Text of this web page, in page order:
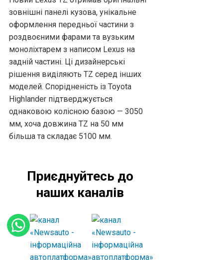
зовнішні панелі кузова, унікальне
оформлення передньої частини з
роздвоєними фарами та вузьким
моноліхтарем з написом Lexus на
задній частині. Ці дизайнерські
рішення виділяють TZ серед інших
моделей. Спорідненість із Toyota
Highlander підтверджується
однаковою колісною базою — 3050
мм, хоча довжина TZ на 50 мм
більша та складає 5100 мм.
Приєднуйтесь до
наших каналів